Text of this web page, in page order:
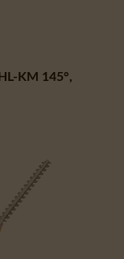
HL-KM 145°,